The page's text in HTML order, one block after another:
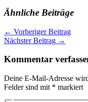
Ähnliche Beiträge
← Vorheriger Beitrag
Nächster Beitrag →
Kommentar
Deine E-Mail-Adresse
Felder sind mit * markiert